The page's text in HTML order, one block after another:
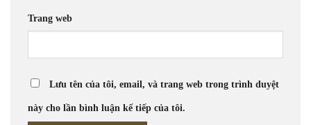
Trang web
Lưu tên của tôi, email, và trang web trong trình duyệt
này cho lần bình luận kế tiếp của tôi.